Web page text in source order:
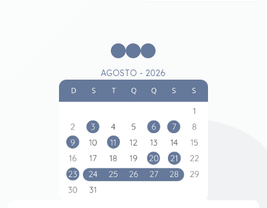
AGOSTO - 2026